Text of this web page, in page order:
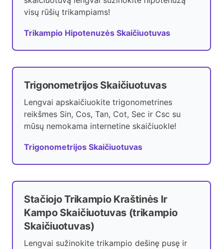
visų rūšių trikampiams!
Trikampio Hipotenuzės Skaičiuotuvas
Trigonometrijos Skaičiuotuvas
Lengvai apskaičiuokite trigonometrines
reikšmes Sin, Cos, Tan, Cot, Sec ir Csc su
mūsų nemokama internetine skaičiuokle!
Trigonometrijos Skaičiuotuvas
Stačiojo Trikampio Kraštinės Ir
Kampo Skaičiuotuvas (trikampio
Skaičiuotuvas)
Lengvai sužinokite trikampio dešinę pusę ir